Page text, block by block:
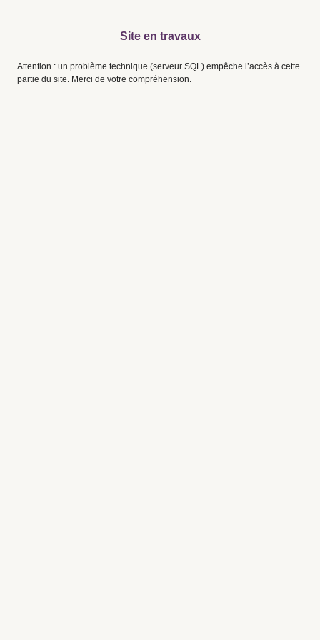
Site en travaux
Attention : un problème technique (serveur SQL) empêche l’accès à cette
partie du site. Merci de votre compréhension.